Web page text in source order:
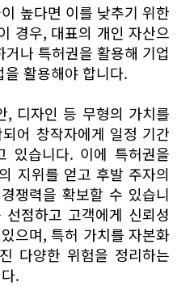
높다면 이를 낮추기 위한
경우, 대표의 개인 자산으
나 특허권을 활용해 기업
활용해야 합니다.
, 디자인 등 무형의 가치를
어 창작자에게 일정 기간
있습니다. 이에 특허권을
지위를 얻고 후발 주자의
쟁력을 확보할 수 있습니
점하고 고객에게 신뢰성
으며, 특허 가치를 자본화
다양한 위험을 정리하는
.